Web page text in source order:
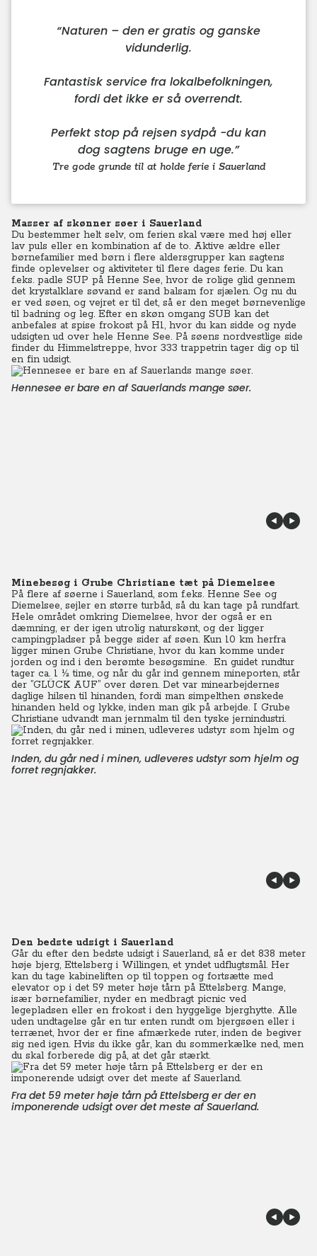
“Naturen – den er gratis og ganske
vidunderlig.
Fantastisk service fra lokalbefolkningen,
fordi det ikke er så overrendt.
Perfekt stop på rejsen sydpå -du kan
dog sagtens bruge en uge.”
Tre gode grunde til at holde ferie i Sauerland
Masser af skønner søer i Sauerland
Du bestemmer helt selv, om ferien skal være med høj eller
lav puls eller en kombination af de to. Aktive ældre eller
børnefamilier med børn i flere aldersgrupper kan sagtens
finde oplevelser og aktiviteter til flere dages ferie. Du kan
f.eks. padle SUP på Henne See, hvor de rolige glid gennem
det krystalklare søvand er sand balsam for sjælen. Og nu du
er ved søen, og vejret er til det, så er den meget børnevenlige
til badning og leg. Efter en skøn omgang SUB kan det
anbefales at spise frokost på H1, hvor du kan sidde og nyde
udsigten ud over hele Henne See. På søens nordvestlige side
finder du Himmelstreppe, hvor 333 trappetrin tager dig op til
en fin udsigt.
Hennesee er bare en af Sauerlands mange søer.
Minebesøg i Grube Christiane tæt på Diemelsee
På flere af søerne i Sauerland, som f.eks. Henne See og
Diemelsee, sejler en større turbåd, så du kan tage på rundfart.
Hele området omkring Diemelsee, hvor der også er en
dæmning, er der igen utrolig naturskønt, og der ligger
campingpladser på begge sider af søen. Kun 10 km herfra
ligger minen Grube Christiane, hvor du kan komme under
jorden og ind i den berømte besøgsmine. En guidet rundtur
tager ca. 1 ½ time, og når du går ind gennem mineporten, står
der ”GLÜCK AUF” over døren. Det var minearbejdernes
daglige hilsen til hinanden, fordi man simpelthen ønskede
hinanden held og lykke, inden man gik på arbejde. I Grube
Christiane udvandt man jernmalm til den tyske jernindustri.
Inden, du går ned i minen, udleveres udstyr som hjelm og
forret regnjakker.
Den bedste udsigt i Sauerland
Går du efter den bedste udsigt i Sauerland, så er det 838 meter
høje bjerg, Ettelsberg i Willingen, et yndet udflugtsmål. Her
kan du tage kabineliften op til toppen og fortsætte med
elevator op i det 59 meter høje tårn på Ettelsberg. Mange,
især børnefamilier, nyder en medbragt picnic ved
legepladsen eller en frokost i den hyggelige bjerghytte. Alle
uden undtagelse går en tur enten rundt om bjergsøen eller i
terrænet, hvor der er fine afmærkede ruter, inden de begiver
sig ned igen. Hvis du ikke går, kan du sommerkælke ned, men
du skal forberede dig på, at det går stærkt.
Fra det 59 meter høje tårn på Ettelsberg er der en
imponerende udsigt over det meste af Sauerland.